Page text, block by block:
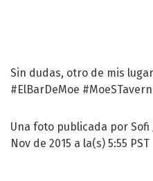
Sin dudas, otro de mis
#ElBarDeMoe
Una foto publicada por Sofi
Nov de 2015 a la(s) 5:55 PST